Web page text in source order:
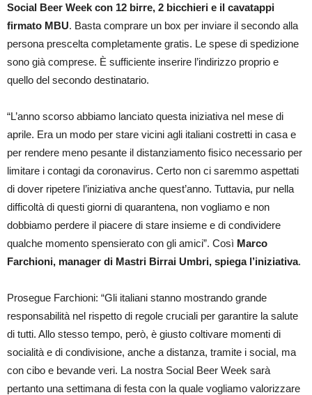
Social Beer Week con 12 birre, 2 bicchieri e il cavatappi
firmato MBU. Basta comprare un box per inviare il secondo alla
persona prescelta completamente gratis. Le spese di spedizione
sono già comprese. È sufficiente inserire l’indirizzo proprio e
quello del secondo destinatario.
“L’anno scorso abbiamo lanciato questa iniziativa nel mese di
aprile. Era un modo per stare vicini agli italiani costretti in casa e
per rendere meno pesante il distanziamento fisico necessario per
limitare i contagi da coronavirus. Certo non ci saremmo aspettati
di dover ripetere l’iniziativa anche quest’anno. Tuttavia, pur nella
difficoltà di questi giorni di quarantena, non vogliamo e non
dobbiamo perdere il piacere di stare insieme e di condividere
qualche momento spensierato con gli amici”. Così Marco
Farchioni, manager di Mastri Birrai Umbri, spiega l’iniziativa.
Prosegue Farchioni: “Gli italiani stanno mostrando grande
responsabilità nel rispetto di regole cruciali per garantire la salute
di tutti. Allo stesso tempo, però, è giusto coltivare momenti di
socialità e di condivisione, anche a distanza, tramite i social, ma
con cibo e bevande veri. La nostra Social Beer Week sarà
pertanto una settimana di festa con la quale vogliamo valorizzare